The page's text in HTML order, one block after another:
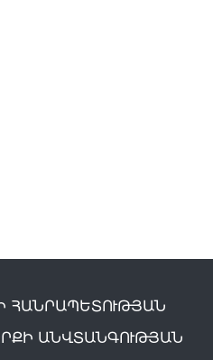
ՀԱՆՐԱՊԵՏՈՒԹՅԱՆ
ԱՆՎՏԱՆԳՈՒԹՅԱՆ